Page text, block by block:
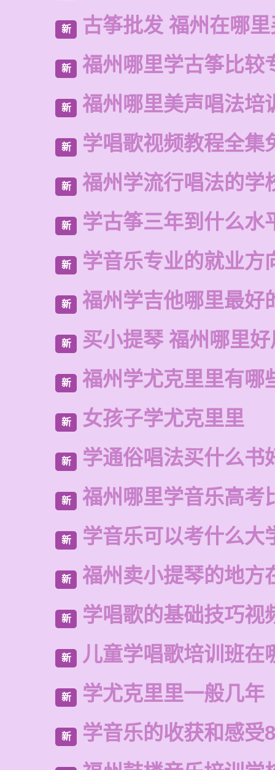
新 古筝批发 福州在哪
新 福州哪里学古筝比较
新 福州哪里美声唱法培
新 学唱歌视频教程全集
新 福州学流行唱法的学
新 学古筝三年到什么水
新 学音乐专业的就业方
新 福州学吉他哪里最好
新 买小提琴 福州哪里
新 福州学尤克里里有哪
新 女孩子学尤克里里
新 学通俗唱法买什么书
新 福州哪里学音乐高考
新 学音乐可以考什么大
新 福州卖小提琴的地方
新 学唱歌的基础技巧视
新 儿童学唱歌培训班在
新 学尤克里里一般几年
新 学音乐的收获和感受